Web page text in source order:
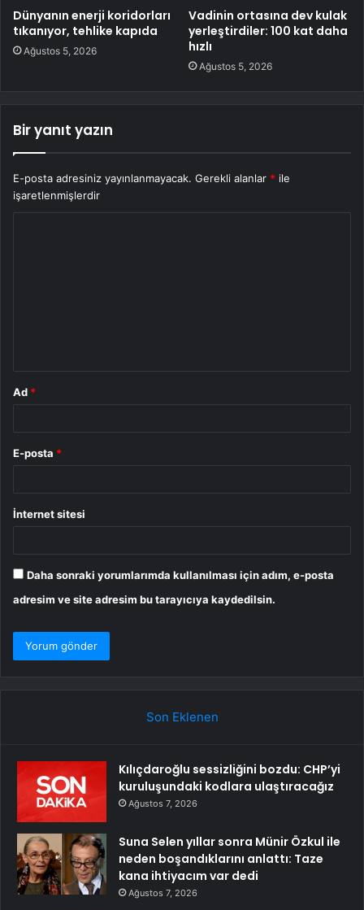
Dünyanın enerji koridorları
tıkanıyor, tehlike kapıda
Ağustos 5, 2026
Vadinin ortasına dev kulak
yerleştirdiler: 100 kat daha
hızlı
Ağustos 5, 2026
Bir yanıt yazın
E-posta adresiniz yayınlanmayacak. Gerekli alanlar * ile
işaretlenmişlerdir
Ad *
E-posta *
İnternet sitesi
Daha sonraki yorumlarımda kullanılması için adım, e-posta
adresim ve site adresim bu tarayıcıya kaydedilsin.
Son Eklenen
Kılıçdaroğlu sessizliğini bozdu: CHP’yi
kuruluşundaki kodlara ulaştıracağız
Ağustos 7, 2026
Suna Selen yıllar sonra Münir Özkul ile
neden boşandıklarını anlattı: Taze
kana ihtiyacım var dedi
Ağustos 7, 2026